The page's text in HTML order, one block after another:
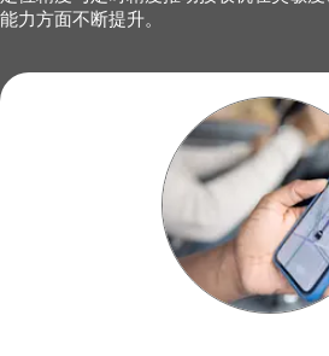
能力方面不断提升。